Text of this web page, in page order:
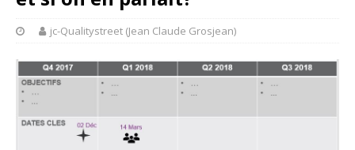
jc-Qualitystreet (Jean Claude Grosjean)